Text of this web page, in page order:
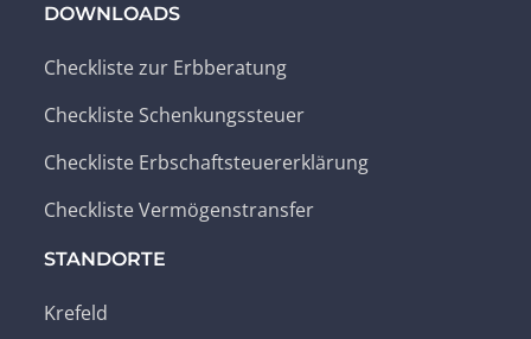
DOWNLOADS
Checkliste zur Erbberatung
Checkliste Schenkungssteuer
Checkliste Erbschaftsteuererklärung
Checkliste Vermögenstransfer
STANDORTE
Krefeld